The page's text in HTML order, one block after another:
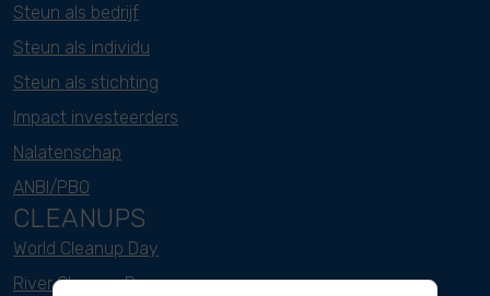
Steun als bedrijf
Steun als individu
Steun als stichting
Impact investeerders
Nalatenschap
ANBI/PBO
CLEANUPS
World Cleanup Day
River Cleanup Days